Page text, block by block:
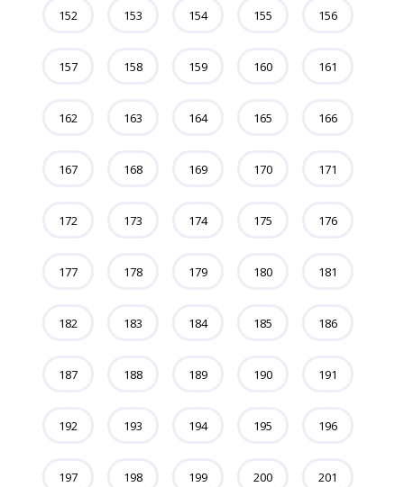
152 153 154 155 156
157 158 159 160 161
162 163 164 165 166
167 168 169 170 171
172 173 174 175 176
177 178 179 180 181
182 183 184 185 186
187 188 189 190 191
192 193 194 195 196
197 198 199 200 201